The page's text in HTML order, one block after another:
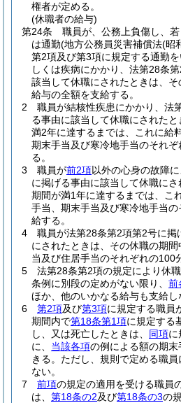
権者が定める。
(休職者の給与)
第24条
職員が、公務上負傷し、
は通勤(地方公務員災害補償法(昭
第2項及び第3項に規定する通勤
しくは疾病にかかり、法第28条
該当して休職にされたときは、
給与の全額を支給する。
2
職員が結核性疾患にかかり、法
る事由に該当して休職にされた
満2年に達するまでは、これに給
期末手当及び寒冷地手当のそれ
る。
3
職員が前2項以外の心身の故障
に掲げる事由に該当して休職に
期間が満1年に達するまでは、こ
手当、期末手当及び寒冷地手当
給する。
4
職員が法第28条第2項第2号に掲
にされたときは、その休職の期
当及び住居手当のそれぞれの100
5
法第28条第2項の規定により休
条例に別段の定めがない限り、 前
ほか、他のいかなる給与も支給し
6
第2項及び第3項に規定する職員
期間内で第18条第1項に規定する
し、又は死亡したときは、 同項に
に、 当該各項の例による額の期
きる。 ただし、規則で定める職
ない。
7
前項の規定の適用を受ける職員
は、 第18条の2及び第18条の3の